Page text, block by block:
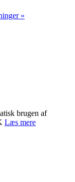
»
brugen af
Læs mere